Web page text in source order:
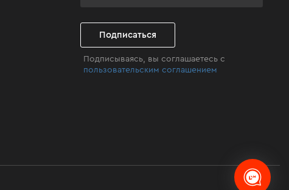
Подписаться
Подписываясь, вы соглашаетесь с
пользовательским соглашением